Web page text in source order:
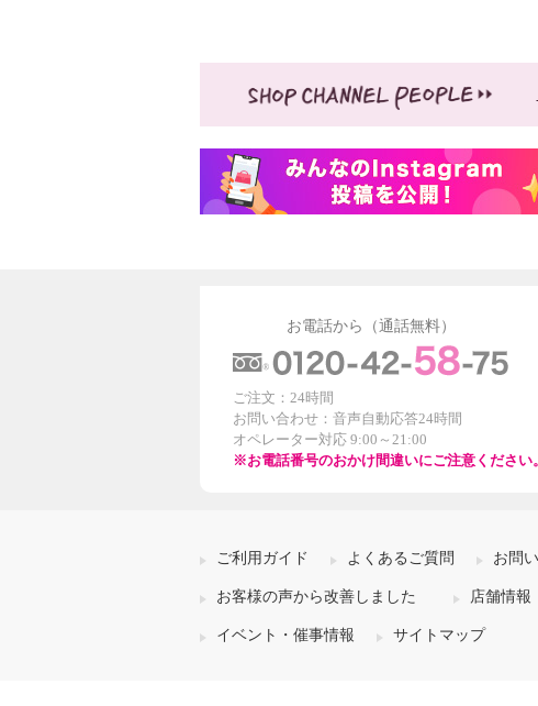
お電話から（通話無料）
ご注文：24時間
お問い合わせ：音声自動応答24時間
オペレーター対応 9:00～21:00
※お電話番号のおかけ間違いにご注意ください。
ご利用ガイド よくあるご質問 お問
お客様の声から改善しました 店舗情報
イベント・催事情報 サイトマップ